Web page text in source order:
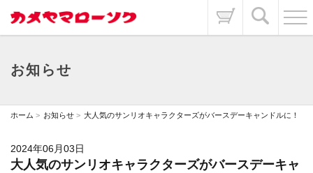
お知らせ
ホーム お知らせ 大人気のサンリオキャラクターズがバースデーキャンドルに！
2024年06月03日
大人気のサンリオキャラクターズがバースデーキャ